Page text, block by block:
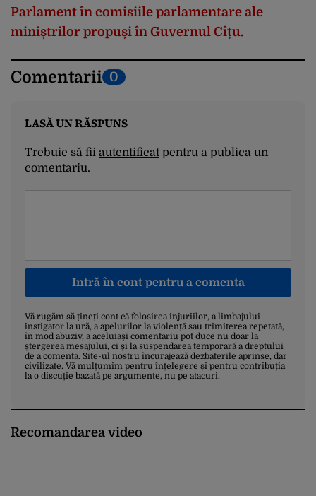
Parlament în comisiile parlamentare ale
miniștrilor propuși în Guvernul Cîțu.
Comentarii 0
LASĂ UN RĂSPUNS
Trebuie să fii autentificatpentru a publica un
comentariu.
Intră în cont pentru a comenta
Vă rugăm să țineți cont că folosirea injuriilor, a limbajului
instigator la ură, a apelurilor la violență sau trimiterea repetată,
în mod abuziv, a aceluiași comentariu pot duce nu doar la
ștergerea mesajului, ci și la suspendarea temporară a dreptului
de a comenta. Site-ul nostru încurajează dezbaterile aprinse, dar
civilizate. Vă mulțumim pentru înțelegere și pentru contribuția
la o discuție bazată pe argumente, nu pe atacuri.
Recomandarea video